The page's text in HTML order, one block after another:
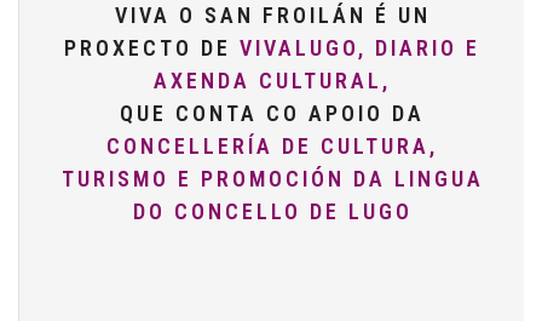
VIVA O SAN FROILÁN É UN
PROXECTO DE VIVALUGO, DIARIO E
AXENDA CULTURAL,
QUE CONTA CO APOIO DA
CONCELLERÍA DE CULTURA,
TURISMO E PROMOCIÓN DA LINGUA
DO CONCELLO DE LUGO